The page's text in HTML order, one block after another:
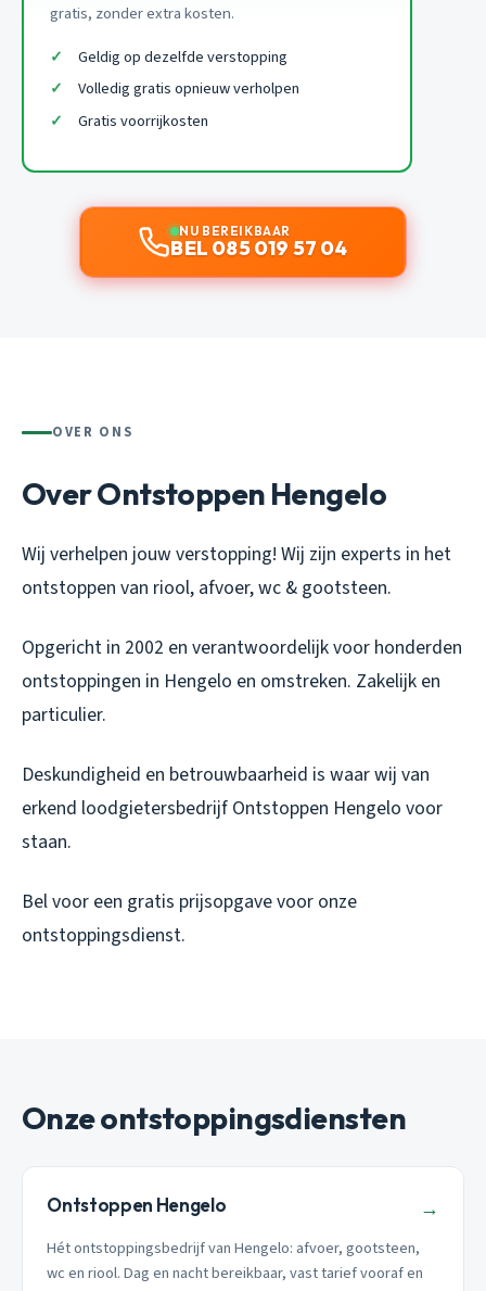
gratis, zonder extra kosten.
Geldig op dezelfde verstopping
Volledig gratis opnieuw verholpen
Gratis voorrijkosten
NU BEREIKBAAR
BEL 085 019 57 04
OVER ONS
Over Ontstoppen Hengelo
Wij verhelpen jouw verstopping! Wij zijn experts in het
ontstoppen van riool, afvoer, wc & gootsteen.
Opgericht in 2002 en verantwoordelijk voor honderden
ontstoppingen in Hengelo en omstreken. Zakelijk en
particulier.
Deskundigheid en betrouwbaarheid is waar wij van
erkend loodgietersbedrijf Ontstoppen Hengelo voor
staan.
Bel voor een gratis prijsopgave voor onze
ontstoppingsdienst.
Onze ontstoppingsdiensten
Ontstoppen Hengelo →
Hét ontstoppingsbedrijf van Hengelo: afvoer, gootsteen,
wc en riool. Dag en nacht bereikbaar, vast tarief vooraf en